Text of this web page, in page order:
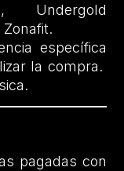
Undergold
específica
la compra.
pagadas con